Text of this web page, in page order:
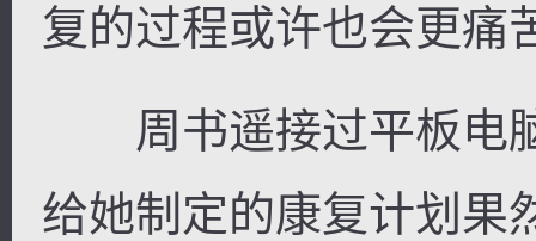
复的过程或许也会更痛
周书遥接过平板电
给她制定的康复计划果